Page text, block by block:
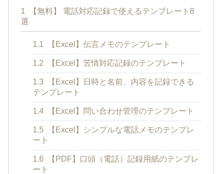
1
【無料】 電話対応記録で使えるテンプレート8
選
1.1 【Excel】伝言メモのテンプレート
1.2 【Excel】苦情対応記録のテンプレート
1.3
【Excel】日時と名前、内容を記録できる
テンプレート
1.4 【Excel】問い合わせ管理のテンプレート
1.5
【Excel】シンプルな電話メモのテンプレ
ート
1.6
【PDF】口頭（電話）記録用紙のテンプレ
ート